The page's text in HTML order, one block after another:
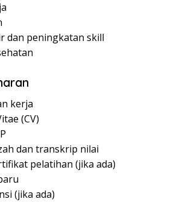
dan peningkatan skill
kerja
(CV)
dan transkrip nilai
pelatihan (jika ada)
(jika ada)